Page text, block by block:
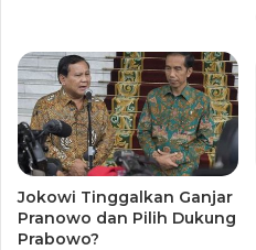
Jokowi Tinggalkan Ganjar
Pranowo dan Pilih Dukung
Prabowo?